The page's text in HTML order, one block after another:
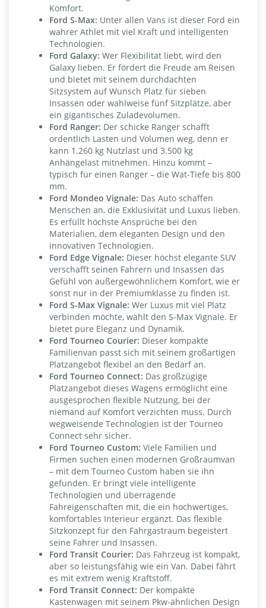
Komfort.
Ford S-Max: Unter allen Vans ist dieser Ford ein
wahrer Athlet mit viel Kraft und intelligenten
Technologien.
Ford Galaxy: Wer Flexibilität liebt, wird den
Galaxy lieben. Er fördert die Freude am Reisen
und bietet mit seinem durchdachten
Sitzsystem auf Wunsch Platz für sieben
Insassen oder wahlweise fünf Sitzplätze, aber
ein gigantisches Zuladevolumen.
Ford Ranger: Der schicke Ranger schafft
ordentlich Lasten und Volumen weg, denn er
kann 1.260 kg Nutzlast und 3.500 kg
Anhängelast mitnehmen. Hinzu kommt –
typisch für einen Ranger – die Wat-Tiefe bis 800
mm.
Ford Mondeo Vignale: Das Auto schaffen
Menschen an, die Exklusivität und Luxus lieben.
Es erfüllt höchste Ansprüche bei den
Materialien, dem eleganten Design und den
innovativen Technologien.
Ford Edge Vignale: Dieser höchst elegante SUV
verschafft seinen Fahrern und Insassen das
Gefühl von außergewöhnlichem Komfort, wie er
sonst nur in der Premiumklasse zu finden ist.
Ford S-Max Vignale: Wer Luxus mit viel Platz
verbinden möchte, wählt den S-Max Vignale. Er
bietet pure Eleganz und Dynamik.
Ford Tourneo Courier: Dieser kompakte
Familienvan passt sich mit seinem großartigen
Platzangebot flexibel an den Bedarf an.
Ford Tourneo Connect: Das großzügige
Platzangebot dieses Wagens ermöglicht eine
ausgesprochen flexible Nutzung, bei der
niemand auf Komfort verzichten muss. Durch
wegweisende Technologien ist der Tourneo
Connect sehr sicher.
Ford Tourneo Custom: Viele Familien und
Firmen suchen einen modernen Großraumvan
– mit dem Tourneo Custom haben sie ihn
gefunden. Er bringt viele intelligente
Technologien und überragende
Fahreigenschaften mit, die ein hochwertiges,
komfortables Interieur ergänzt. Das flexible
Sitzkonzept für den Fahrgastraum begeistert
seine Fahrer und Insassen.
Ford Transit Courier: Das Fahrzeug ist kompakt,
aber so leistungsfähig wie ein Van. Dabei fährt
es mit extrem wenig Kraftstoff.
Ford Transit Connect: Der kompakte
Kastenwagen mit seinem Pkw-ähnlichen Design